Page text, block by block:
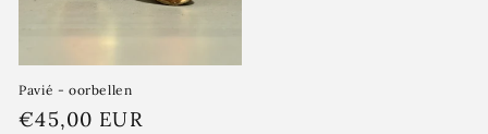
Pavié - oorbellen
Normale
€45,00 EUR